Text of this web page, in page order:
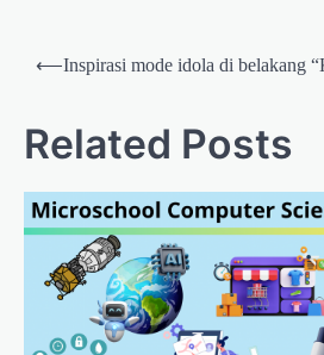
Post
⟵Inspirasi mode idola di belakang
Related Posts